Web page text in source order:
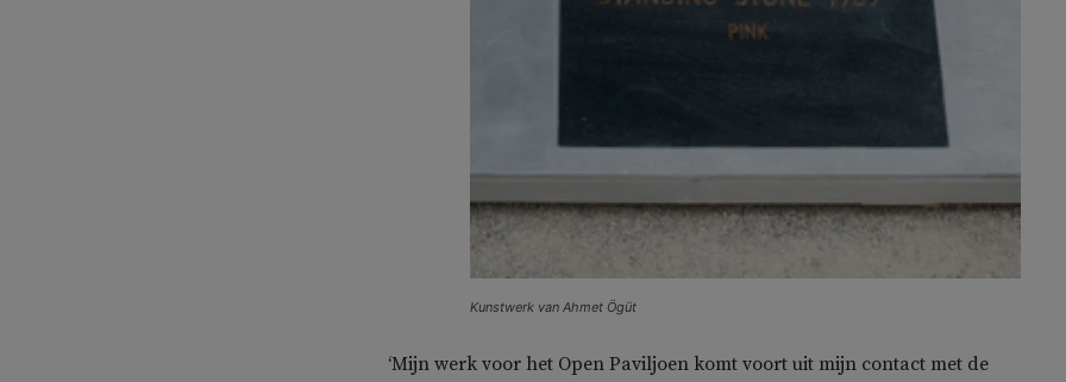
Kunstwerk van Ahmet Ögüt
‘Mijn werk voor het Open Paviljoen komt voort uit mijn contact met de